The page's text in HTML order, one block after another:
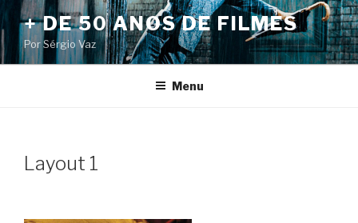
Pular
para
o
conteúdo
+ DE 50 ANOS DE FILMES
Por Sérgio Vaz
Menu
Layout 1